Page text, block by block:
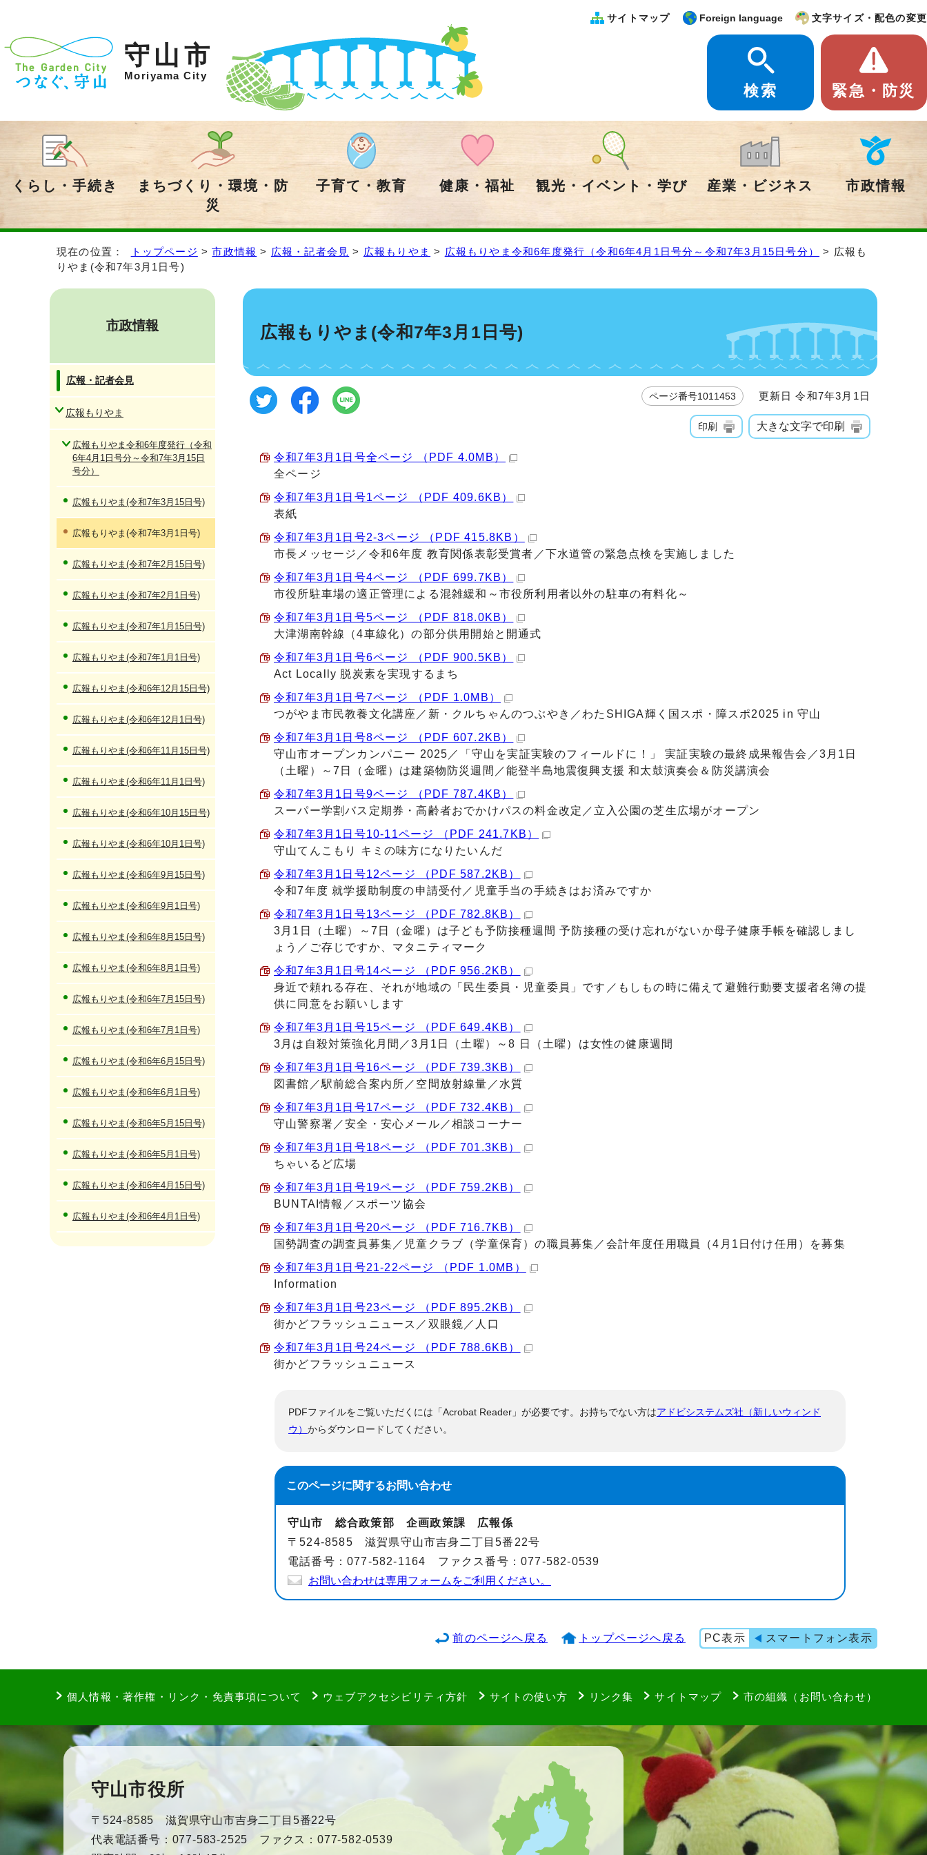
守山市
Moriyama City
サイトマップ Foreign language 文字サイズ・配色の変更
検索 緊急・防災
くらし・手続き
まちづくり・環境・防
災
子育て・教育 健康・福祉 観光・イベント・学び 産業・ビジネス 市政情報
現在の位置： トップページ >市政情報 > 広報・記者会見 > 広報もりやま > 広報もりやま令和6年度発行（令和6年4月1日号分～令和7年3月15日号分）
> 広報も
りやま(令和7年3月1日号)
広報もりやま(令和7年3月1日号)
ページ番号1011453 更新日 令和7年3月1日
印刷 大きな文字で印刷
令和7年3月1日号全ページ （PDF 4.0MB）
全ページ
令和7年3月1日号1ページ （PDF 409.6KB）
表紙
令和7年3月1日号2-3ページ （PDF 415.8KB）
市長メッセージ／令和6年度 教育関係表彰受賞者／下水道管の緊急点検を実施しました
令和7年3月1日号4ページ （PDF 699.7KB）
市役所駐車場の適正管理による混雑緩和～市役所利用者以外の駐車の有料化～
令和7年3月1日号5ページ （PDF 818.0KB）
大津湖南幹線（4車線化）の部分供用開始と開通式
令和7年3月1日号6ページ （PDF 900.5KB）
Act Locally 脱炭素を実現するまち
令和7年3月1日号7ページ （PDF 1.0MB）
つがやま市民教養文化講座／新・クルちゃんのつぶやき／わたSHIGA輝く国スポ・障スポ2025 in 守山
令和7年3月1日号8ページ （PDF 607.2KB）
守山市オープンカンパニー 2025／「守山を実証実験のフィールドに！」 実証実験の最終成果報告会／3月1日
（土曜）～7日（金曜）は建築物防災週間／能登半島地震復興支援 和太鼓演奏会＆防災講演会
令和7年3月1日号9ページ （PDF 787.4KB）
スーパー学割バス定期券・高齢者おでかけパスの料金改定／立入公園の芝生広場がオープン
令和7年3月1日号10-11ページ （PDF 241.7KB）
守山てんこもり キミの味方になりたいんだ
令和7年3月1日号12ページ （PDF 587.2KB）
令和7年度 就学援助制度の申請受付／児童手当の手続きはお済みですか
令和7年3月1日号13ページ （PDF 782.8KB）
3月1日（土曜）～7日（金曜）は子ども予防接種週間 予防接種の受け忘れがないか母子健康手帳を確認しまし
ょう／ご存じですか、マタニティマーク
令和7年3月1日号14ページ （PDF 956.2KB）
身近で頼れる存在、それが地域の「民生委員・児童委員」です／もしもの時に備えて避難行動要支援者名簿の提
供に同意をお願いします
令和7年3月1日号15ページ （PDF 649.4KB）
3月は自殺対策強化月間／3月1日（土曜）～8 日（土曜）は女性の健康週間
令和7年3月1日号16ページ （PDF 739.3KB）
図書館／駅前総合案内所／空間放射線量／水質
令和7年3月1日号17ページ （PDF 732.4KB）
守山警察署／安全・安心メール／相談コーナー
令和7年3月1日号18ページ （PDF 701.3KB）
ちゃいるど広場
令和7年3月1日号19ページ （PDF 759.2KB）
BUNTAI情報／スポーツ協会
令和7年3月1日号20ページ （PDF 716.7KB）
国勢調査の調査員募集／児童クラブ（学童保育）の職員募集／会計年度任用職員（4月1日付け任用）を募集
令和7年3月1日号21-22ページ （PDF 1.0MB）
Information
令和7年3月1日号23ページ （PDF 895.2KB）
街かどフラッシュニュース／双眼鏡／人口
令和7年3月1日号24ページ （PDF 788.6KB）
街かどフラッシュニュース
PDFファイルをご覧いただくには「Acrobat Reader」が必要です。お持ちでない方はアドビシステムズ社（新しいウィンド
ウ） からダウンロードしてください。
このページに関するお問い合わせ
守山市 総合政策部 企画政策課 広報係
〒524-8585 滋賀県守山市吉身二丁目5番22号
電話番号：077-582-1164 ファクス番号：077-582-0539
お問い合わせは専用フォームをご利用ください。
市政情報
広報・記者会見
広報もりやま
広報もりやま令和6年度発行（令和
6年4月1日号分～令和7年3月15日
号分）
広報もりやま(令和7年3月15日号)
広報もりやま(令和7年3月1日号)
広報もりやま(令和7年2月15日号)
広報もりやま(令和7年2月1日号)
広報もりやま(令和7年1月15日号)
広報もりやま(令和7年1月1日号)
広報もりやま(令和6年12月15日号)
広報もりやま(令和6年12月1日号)
広報もりやま(令和6年11月15日号)
広報もりやま(令和6年11月1日号)
広報もりやま(令和6年10月15日号)
広報もりやま(令和6年10月1日号)
広報もりやま(令和6年9月15日号)
広報もりやま(令和6年9月1日号)
広報もりやま(令和6年8月15日号)
広報もりやま(令和6年8月1日号)
広報もりやま(令和6年7月15日号)
広報もりやま(令和6年7月1日号)
広報もりやま(令和6年6月15日号)
広報もりやま(令和6年6月1日号)
広報もりやま(令和6年5月15日号)
広報もりやま(令和6年5月1日号)
広報もりやま(令和6年4月15日号)
広報もりやま(令和6年4月1日号)
前のページへ戻る トップページへ戻る PC表示 スマートフォン表示
個人情報・著作権・リンク・免責事項について ウェブアクセシビリティ方針 サイトの使い方 リンク集 サイトマップ 市の組織（お問い合わせ）
守山市役所
〒524-8585 滋賀県守山市吉身二丁目5番22号
代表電話番号：077-583-2525 ファクス：077-582-0539